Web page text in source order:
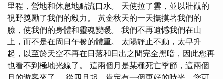
里程，營地和休息地點流口水。 天使拉了雲，並以壯觀的
視野獎勵了我們的毅力。 黃金秋天的一天撫摸著我們的
臉，使我們的身體和靈魂變暖。 我們不再遺憾我們在山
上，而不是在周日午餐的體重。 太陽靜止不動，太早升
起，以至於天空不再在日落和日出之間完全黑暗，因此您再
也看不到極地光線了。 這兩個月是某種死亡季節，這兩個
月的遊客來了。 從四月起，肯定有一個更好的時光，您可